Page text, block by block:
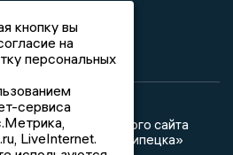
материала с данного сайта
издание «Новости Липецка»
кнопку вы
на
персональных
сервиса
LiveInternet.